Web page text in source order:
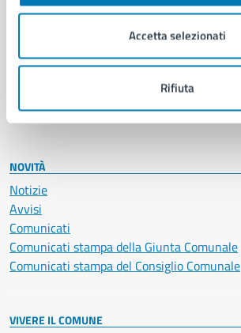
Accetta selezionati
Rifiuta
Educazione e formazione
Giustizia e sicurezza pubblica
Imprese e commercio
Salute, benessere e assistenza
Vita lavorativa
NOVITÀ
Notizie
Avvisi
Comunicati
Comunicati stampa della Giunta Comunale
Comunicati stampa del Consiglio Comunale
VIVERE IL COMUNE